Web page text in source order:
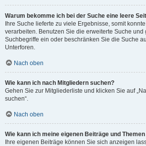
Warum bekomme ich bei der Suche eine leere
Ihre Suche lieferte zu viele Ergebnisse, somit
verarbeiten. Benutzen Sie die erweiterte Suche und
Suchbegriffe ein oder beschränken Sie die Suche
Unterforen.
Nach oben
Wie kann ich nach Mitgliedern suchen?
Gehen Sie zur Mitgliederliste und klicken Sie auf
suchen“.
Nach oben
Wie kann ich meine eigenen Beiträge und
Ihre eigenen Beiträge können Sie sich anzeigen